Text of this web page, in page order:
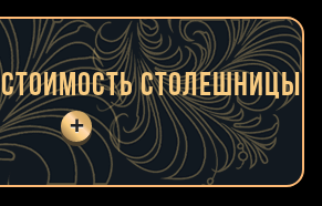
столешницы
+
Тип столешницы:
В ванную
Угловая П-образная
Материал:
Гранит Оникс
Кварцит
Цвет:
Белый Бежевый
Серый
Размеры (мм):данные: